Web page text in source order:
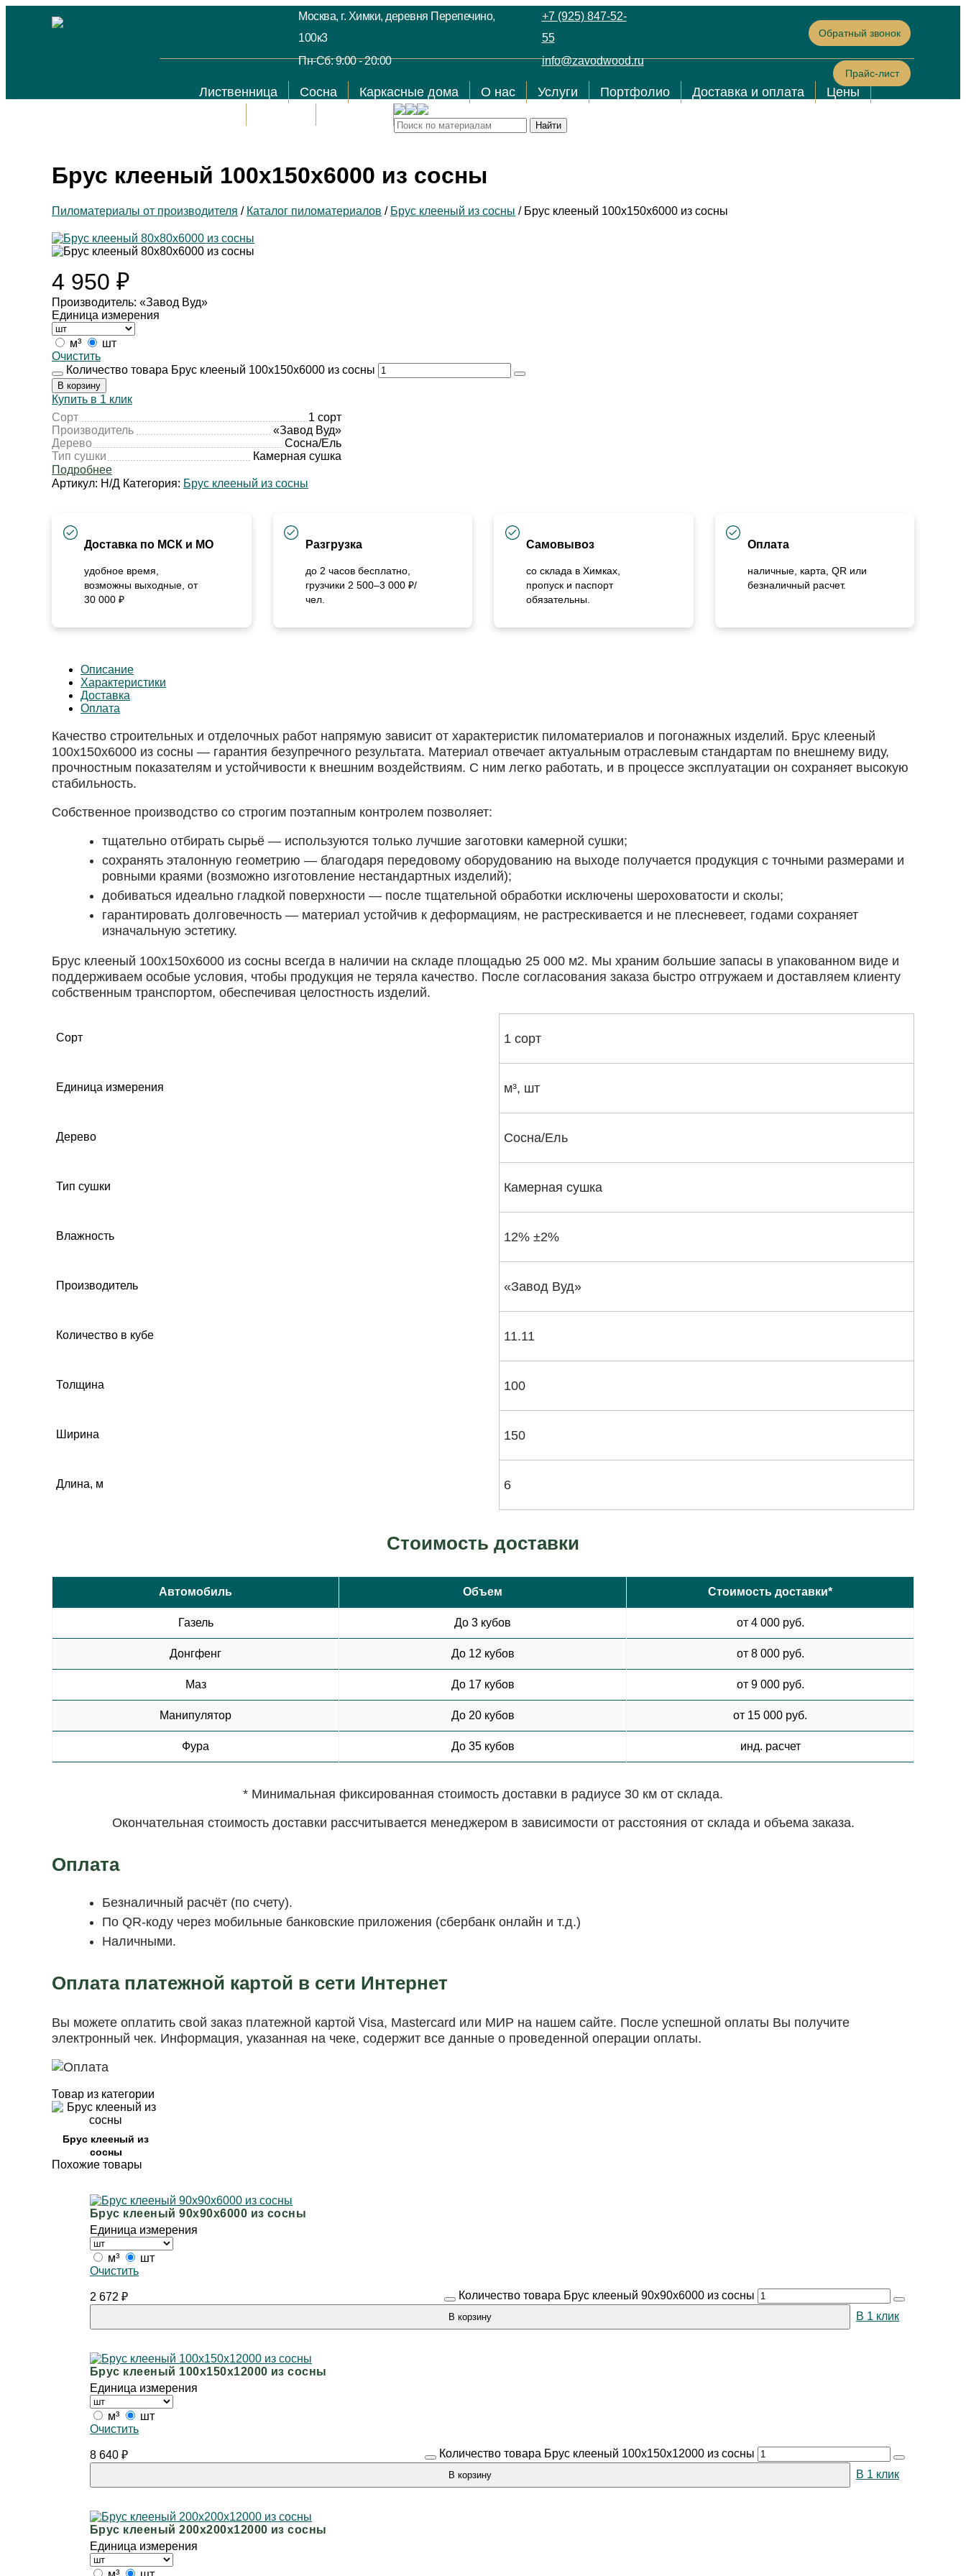
Москва, г. Химки, деревня Перепечино,
100к3
Пн-Сб: 9:00 - 20:00
+7 (925) 847-52-
55
info@zavodwood.ru
Обратный звонок
Прайс-лист
Лиственница Сосна Каркасные дома О нас Услуги Портфолио Доставка и оплата
Цены
Брус клееный 100х150х6000 из сосны
Пиломатериалы от производителя / Каталог пиломатериалов / Брус клееный из сосны /Брус клееный 100х150х6000 из сосны
4 950 ₽
Производитель: «Завод Вуд»
Единица измерения
м³
шт
Очистить
Количество товара Брус клееный 100х150х6000 из сосны
В корзину
Купить в 1 клик
Сорт
1 сорт
Производитель
«Завод Вуд»
Дерево
Сосна/Ель
Тип сушки
Камерная сушка
Подробнее
Артикул: Н/Д Категория: Брус клееный из сосны
Доставка по МСК и МО
удобное время,
возможны выходные, от
30 000 ₽
Разгрузка
до 2 часов бесплатно,
грузчики 2 500–3 000 ₽/
чел.
Самовывоз
со склада в Химках,
пропуск и паспорт
обязательны.
Оплата
наличные, карта, QR или
безналичный расчет.
Описание
Характеристики
Доставка
Оплата
Качество строительных и отделочных работ напрямую зависит от характеристик пиломатериалов и погонажных изделий. Брус клееный
100х150х6000 из сосны — гарантия безупречного результата. Материал отвечает актуальным отраслевым стандартам по внешнему виду,
прочностным показателям и устойчивости к внешним воздействиям. С ним легко работать, и в процессе эксплуатации он сохраняет высокую
стабильность.
Собственное производство со строгим поэтапным контролем позволяет:
тщательно отбирать сырьё — используются только лучшие заготовки камерной сушки;
сохранять эталонную геометрию — благодаря передовому оборудованию на выходе получается продукция с точными размерами и
ровными краями (возможно изготовление нестандартных изделий);
добиваться идеально гладкой поверхности — после тщательной обработки исключены шероховатости и сколы;
гарантировать долговечность — материал устойчив к деформациям, не растрескивается и не плесневеет, годами сохраняет
изначальную эстетику.
Брус клееный 100х150х6000 из сосны всегда в наличии на складе площадью 25 000 м2. Мы храним большие запасы в упакованном виде и
поддерживаем особые условия, чтобы продукция не теряла качество. После согласования заказа быстро отгружаем и доставляем клиенту
собственным транспортом, обеспечивая целостность изделий.
Сорт 1 сорт
Единица измерения м³, шт
Дерево Сосна/Ель
Тип сушки Камерная сушка
Влажность 12% ±2%
Производитель «Завод Вуд»
Количество в кубе 11.11
Толщина 100
Ширина 150
Длина, м 6
Стоимость доставки
Автомобиль Объем Стоимость доставки*
Газель До 3 кубов от 4 000 руб.
Донгфенг До 12 кубов от 8 000 руб.
Маз До 17 кубов от 9 000 руб.
Манипулятор До 20 кубов от 15 000 руб.
Фура До 35 кубов инд. расчет
* Минимальная фиксированная стоимость доставки в радиусе 30 км от склада.
Окончательная стоимость доставки рассчитывается менеджером в зависимости от расстояния от склада и объема заказа.
Оплата
Безналичный расчёт (по счету).
По QR-коду через мобильные банковские приложения (сбербанк онлайн и т.д.)
Наличными.
Оплата платежной картой в сети Интернет
Вы можете оплатить свой заказ платежной картой Visa, Mastercard или МИР на нашем сайте. После успешной оплаты Вы получите
электронный чек. Информация, указанная на чеке, содержит все данные о проведенной операции оплаты.
Товар из категории
Брус клееный из
сосны
Похожие товары
Брус клееный 90х90х6000 из сосны
Единица измерения
м³
шт
Очистить
2 672 ₽ Количество товара Брус клееный 90х90х6000 из сосны
В корзину В 1 клик
Брус клееный 100х150х12000 из сосны
Единица измерения
м³
шт
Очистить
8 640 ₽ Количество товара Брус клееный 100х150х12000 из сосны
В корзину В 1 клик
Брус клееный 200х200х12000 из сосны
Единица измерения